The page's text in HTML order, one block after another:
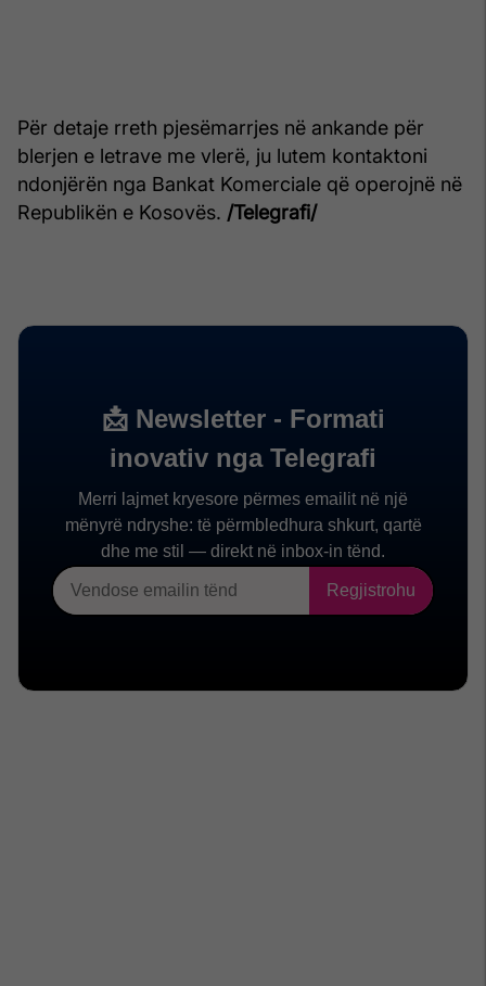
Për detaje rreth pjesëmarrjes në ankande për
blerjen e letrave me vlerë, ju lutem kontaktoni
ndonjërën nga Bankat Komerciale që operojnë në
Republikën e Kosovës. /Telegrafi/